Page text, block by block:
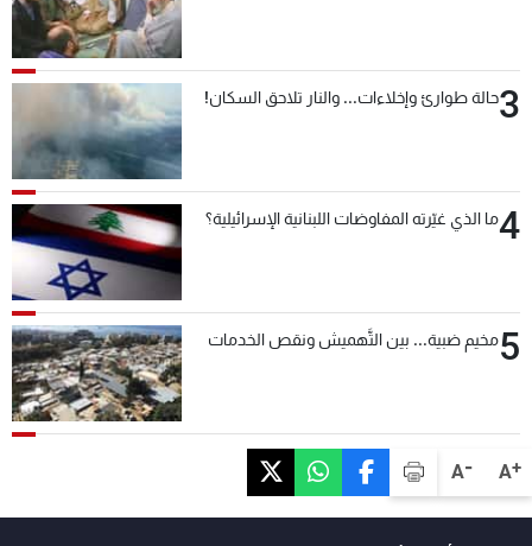
A+
A-
3حالة طوارئ وإخلاءات... والنار تلاحق السكان!
4ما الذي غيّرته المفاوضات اللبنانية الإسرائيلية؟
5مخيم ضبية... بين التَّهميش ونقص الخدمات